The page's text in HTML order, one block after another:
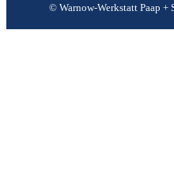
© Warnow-Werkstatt Paap +